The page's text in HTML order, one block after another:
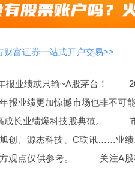
富证券一站式开户交易>>
报业绩或只输~A股茅台！
报业绩更加惊撼市场也非不
成长业绩爆科技股典范。
创、源杰科技、C联讯……业
方观点仅供参考。 关注A股